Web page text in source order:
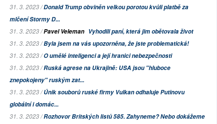
31. 3. 2023 /Donald Trump obviněn velkou porotou kvůli platbě za
mlčení Stormy D...
31. 3. 2023 /Pavel Veleman Vyhodili paní, která jim obětovala život
31. 3. 2023 /Byla jsem na vás upozorněna, že jste problematická!
31. 3. 2023 /O umělé inteligenci a její hranici nebezpečnosti
31. 3. 2023 /Ruská agrese na Ukrajině: USA jsou "hluboce
znepokojeny" ruským zat...
31. 3. 2023 /Únik souborů ruské firmy Vulkan odhaluje Putinovu
globální i domác...
31. 3. 2023 /Rozhovor Britských listů 585. Zahyneme? Nebo dokážeme